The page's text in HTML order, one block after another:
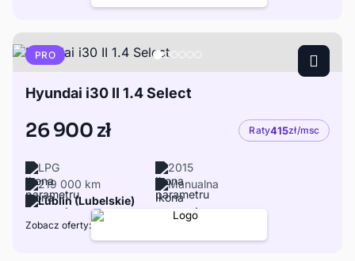
PRO
Hyundai i30 II 1.4 Select
26 900 zł Raty415zł/msc
LPG
2015
219 000 km
Manualna
Lublin (Lubelskie)
Zobacz oferty: